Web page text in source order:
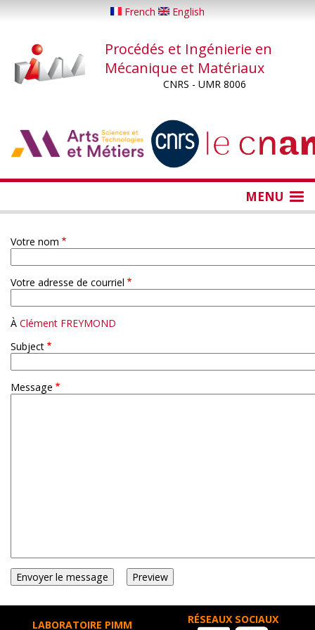
principal
French English
Procédés et Ingénierie en
Mécanique et Matériaux
CNRS - UMR 8006
MENU
Votre nom
Votre adresse de courriel
À Clément FREYMOND
Subject
Message
LABORATOIRE PIMM RÉSEAUX SOCIAUX